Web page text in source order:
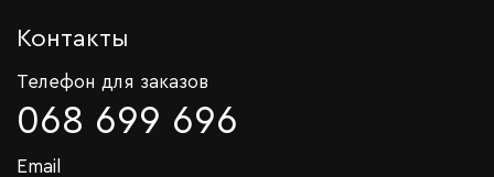
Контакты
Телефон для заказов
068 699 696
Email